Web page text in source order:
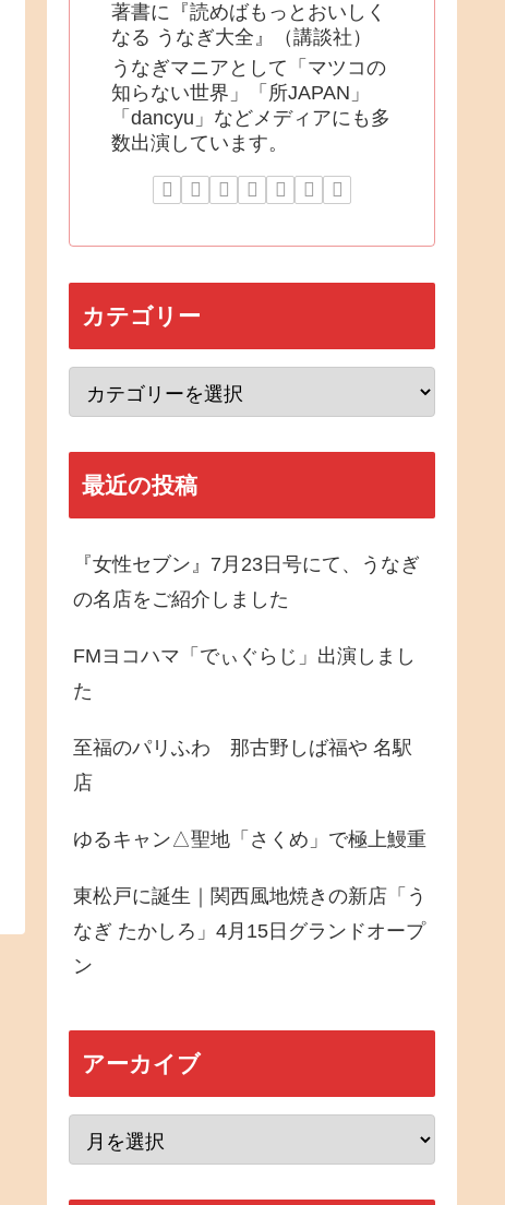
著書に『読めばもっとおいしく
なる うなぎ大全』（講談社）
うなぎマニアとして「マツコの
知らない世界」「所JAPAN」
「dancyu」などメディアにも多
数出演しています。
カテゴリー
最近の投稿
『女性セブン』7月23日号にて、うなぎ
の名店をご紹介しました
FMヨコハマ「でぃぐらじ」出演しまし
た
至福のパリふわ 那古野しば福や 名駅
店
ゆるキャン△聖地「さくめ」で極上鰻重
東松戸に誕生｜関西風地焼きの新店「う
なぎ たかしろ」4月15日グランドオープ
ン
アーカイブ